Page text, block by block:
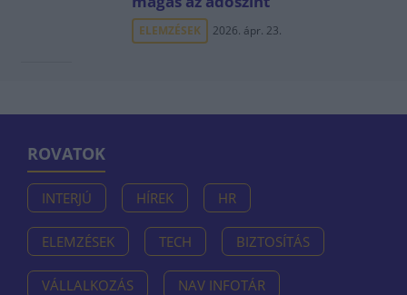
ELEMZÉSEK 2026. ápr. 23.
ROVATOK
INTERJÚ HÍREK HR
ELEMZÉSEK TECH BIZTOSÍTÁS
VÁLLALKOZÁS NAV INFOTÁR